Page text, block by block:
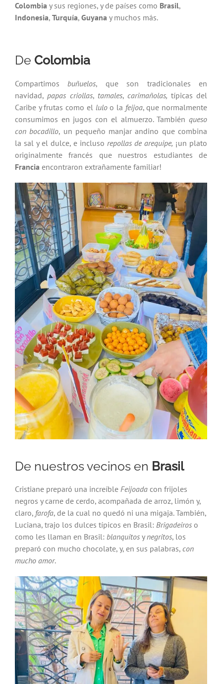
Colombia y sus regiones, y de países como Brasil,
Indonesia, Turquía, Guyana y muchos más.
De Colombia
Compartimos buñuelos, que son tradicionales en
navidad, papas criollas, tamales,carimañolas, típicas del
Caribe y frutas como el luloo la feijoa, que normalmente
consumimos en jugos con el almuerzo. Tambiénqueso
con bocadillo, un pequeño manjar andino que combina
la sal y el dulce, e incluso repollas de arequipe, ¡un plato
originalmente francés que nuestros estudiantes de
Francia encontraron extrañamente familiar!
De nuestros vecinos en Brasil
Cristiane preparó una increíble Feijoada con frijoles
negros y carne de cerdo, acompañada de arroz, limón y,
claro, farofa, de la cual no quedó ni una migaja. También,
Luciana, trajo los dulces típicos en Brasil: Brigadeiroso
como les llaman en Brasil: blanquitos ynegritos, los
preparó con mucho chocolate, y, en sus palabras, con
mucho amor.